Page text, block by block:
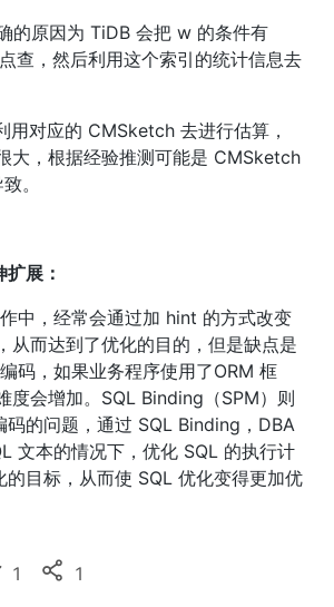
的原因为 TiDB 会把 w 的条件有
查，然后利用这个索引的统计信息去
用对应的 CMSketch 去进行估算，
大，根据经验推测可能是 CMSketch
。
展：
中，经常会通过加 hint 的方式改变
从而达到了优化的目的，但是缺点是
码，如果业务程序使用了ORM 框
度会增加。SQL Binding（SPM）则
码的问题，通过 SQL Binding，DBA
文本的情况下，优化 SQL 的执行计
的目标，从而使 SQL 优化变得更加优
1 1